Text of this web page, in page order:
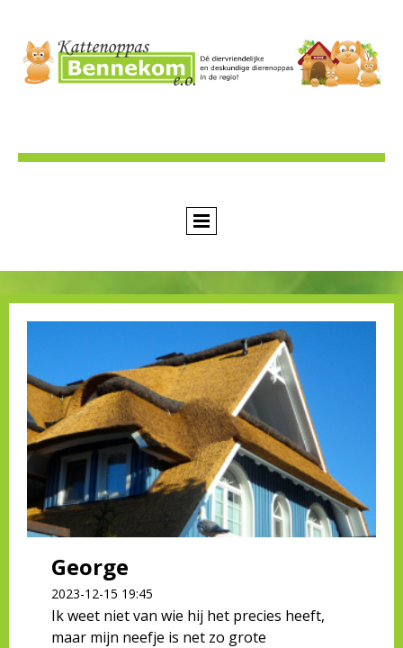
George
2023-12-15 19:45
Ik weet niet van wie hij het precies heeft,
maar mijn neefje is net zo grote